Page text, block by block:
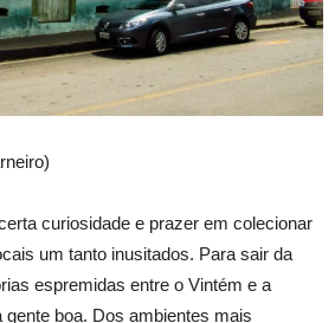
curiosidade e prazer em colecionar
um tanto inusitados. Para sair da
espremidas entre o Vintém e a
boa. Dos ambientes mais